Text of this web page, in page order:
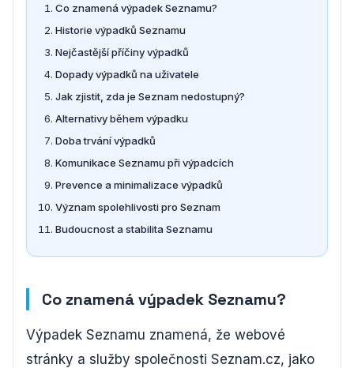
Co znamená výpadek Seznamu?
Historie výpadků Seznamu
Nejčastější příčiny výpadků
Dopady výpadků na uživatele
Jak zjistit, zda je Seznam nedostupný?
Alternativy během výpadku
Doba trvání výpadků
Komunikace Seznamu při výpadcích
Prevence a minimalizace výpadků
Význam spolehlivosti pro Seznam
Budoucnost a stabilita Seznamu
Co znamená výpadek Seznamu?
Výpadek Seznamu znamená, že webové
stránky a služby společnosti Seznam.cz, jako